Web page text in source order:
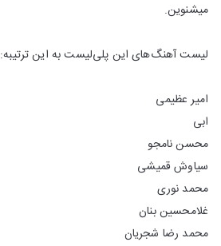
میشنوین.
لیست آهنگ‌های این پلی‌لیست به این ترتیبه:
امیر عظیمی
ابی
محسن نامجو
سیاوش قمیشی
محمد نوری
غلامحسین بنان
محمد رضا شجریان